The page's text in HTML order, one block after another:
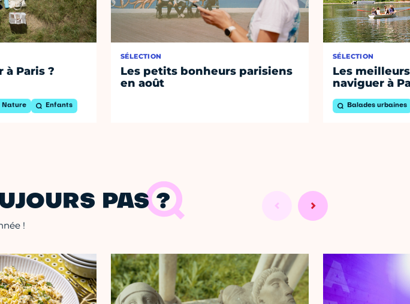
à Paris ?
Nature Enfants
SÉLECTION
Les petits bonheurs parisiens
en août
SÉLECTION
Les
naviguer à
Balades urbaines
PAS ?
!